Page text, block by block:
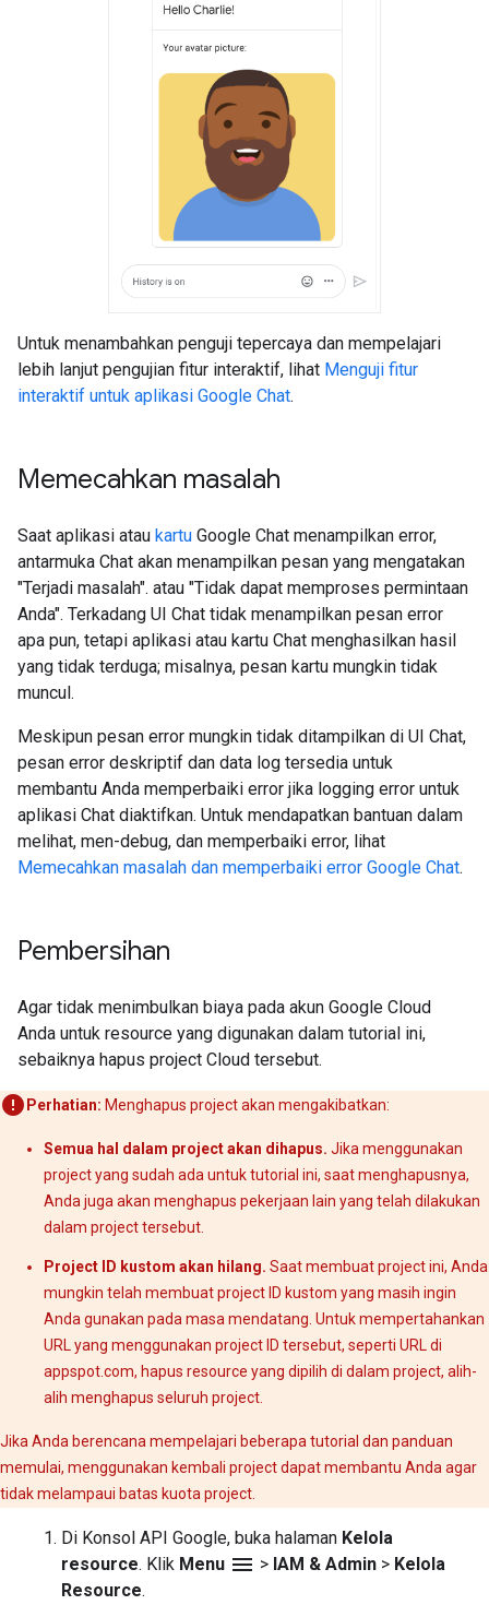
Untuk menambahkan penguji tepercaya dan mempelajari
lebih lanjut pengujian fitur interaktif, lihat Menguji fitur
interaktif untuk aplikasi Google Chat.
Memecahkan masalah
Saat aplikasi atau kartu Google Chat menampilkan error,
antarmuka Chat akan menampilkan pesan yang mengatakan
"Terjadi masalah". atau "Tidak dapat memproses permintaan
Anda". Terkadang UI Chat tidak menampilkan pesan error
apa pun, tetapi aplikasi atau kartu Chat menghasilkan hasil
yang tidak terduga; misalnya, pesan kartu mungkin tidak
muncul.
Meskipun pesan error mungkin tidak ditampilkan di UI Chat,
pesan error deskriptif dan data log tersedia untuk
membantu Anda memperbaiki error jika logging error untuk
aplikasi Chat diaktifkan. Untuk mendapatkan bantuan dalam
melihat, men-debug, dan memperbaiki error, lihat
Memecahkan masalah dan memperbaiki error Google Chat.
Pembersihan
Agar tidak menimbulkan biaya pada akun Google Cloud
Anda untuk resource yang digunakan dalam tutorial ini,
sebaiknya hapus project Cloud tersebut.
Perhatian: Menghapus project akan mengakibatkan:
Semua hal dalam project akan dihapus. Jika menggunakan
project yang sudah ada untuk tutorial ini, saat menghapusnya,
Anda juga akan menghapus pekerjaan lain yang telah dilakukan
dalam project tersebut.
Project ID kustom akan hilang. Saat membuat project ini, Anda
mungkin telah membuat project ID kustom yang masih ingin
Anda gunakan pada masa mendatang. Untuk mempertahankan
URL yang menggunakan project ID tersebut, seperti URL di
appspot.com, hapus resource yang dipilih di dalam project, alih-
alih menghapus seluruh project.
Jika Anda berencana mempelajari beberapa tutorial dan panduan
memulai, menggunakan kembali project dapat membantu Anda agar
tidak melampaui batas kuota project.
Di Konsol API Google, buka halaman Kelola
resource. Klik Menu menu > IAM & Admin > Kelola
Resource.